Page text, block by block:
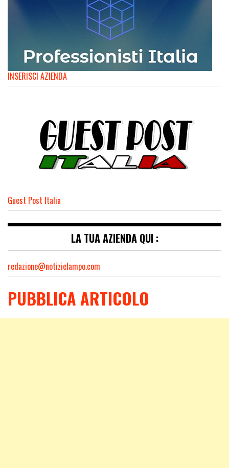
INSERISCI AZIENDA
Guest Post Italia
LA TUA AZIENDA QUI :
redazione@notizielampo.com
PUBBLICA ARTICOLO